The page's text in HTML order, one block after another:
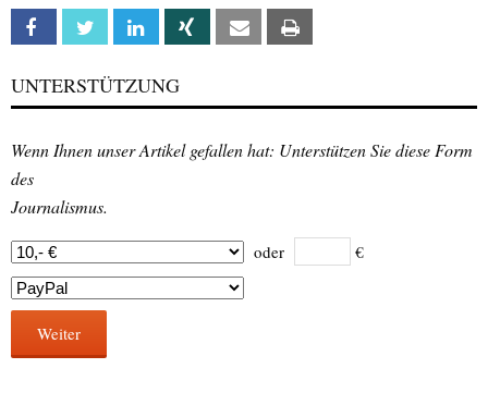
Facebook Twitter Linkedin Xing Email
UNTERSTÜTZUNG
Wenn Ihnen unser Artikel gefallen hat: Unterstützen Sie diese Form
des
Journalismus.
oder €
Weiter